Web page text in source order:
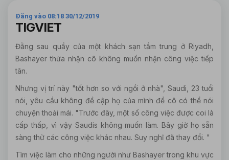
Đăng vào 08:18 30/12/2019
TIGVIET
Đằng sau quầy của một khách sạn tầm trung ở Riyadh,
Bashayer thừa nhận cô không muốn nhận công việc tiếp
tân.
Nhưng vị trí này "tốt hơn so với ngồi ở nhà", Saudi, 23 tuổi
nói, yêu cầu không đề cập họ của mình để cô có thể nói
chuyện thoải mái. "Trước đây, một số công việc được coi là
cấp thấp, vì vậy Saudis không muốn làm. Bây giờ họ sẵn
sàng thử các công việc khác nhau. Suy nghĩ đã thay đổi. "
Tìm việc làm cho những người như Bashayer trong khu vực